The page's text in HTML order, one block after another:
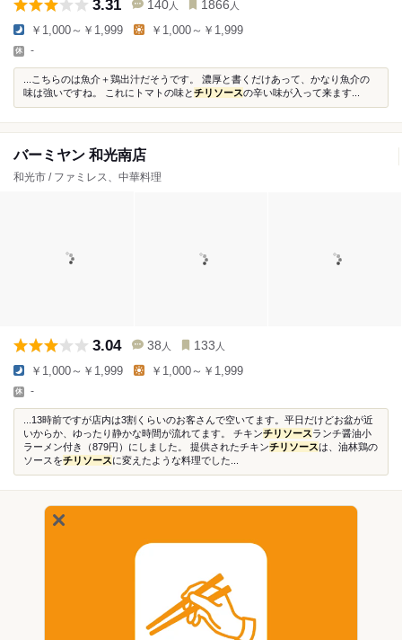
3.31 140 人 1866 人
￥1,000～￥1,999 ￥1,000～￥1,999
-
...こちらのは魚介＋鶏出汁だそうです。 濃厚と書くだけあって、かなり魚介の
味は強いですね。 これにトマトの味とチリソースの辛い味が入って来ます...
バーミヤン 和光南店
和光市 / ファミレス、中華料理
3.04 38 人 133 人
￥1,000～￥1,999 ￥1,000～￥1,999
-
...13時前ですが店内は3割くらいのお客さんで空いてます。平日だけどお盆が近
いからか、ゆったり静かな時間が流れてます。 チキンチリソースランチ醤油小
ラーメン付き（879円）にしました。 提供されたチキンチリソースは、油林鶏の
ソースをチリソースに変えたような料理でした...